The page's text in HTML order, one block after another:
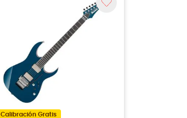
Calibración Gratis